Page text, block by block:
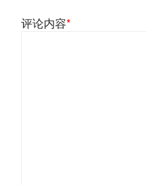
评论内容*